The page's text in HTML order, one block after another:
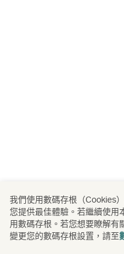
我們使用數碼存根（Cookies
您提供最佳體驗。若繼續使用
用數碼存根。若您想要瞭解有
變更您的數碼存根設置，請至